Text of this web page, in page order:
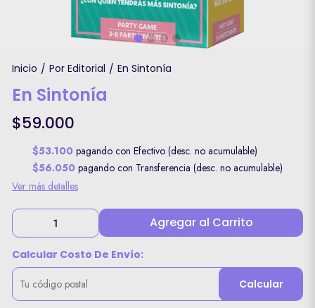
Inicio / Por Editorial / En Sintonía
En Sintonía
$59.000
$53.100 pagando con Efectivo (desc. no acumulable)
$56.050 pagando con Transferencia (desc. no acumulable)
Ver más detalles
Agregar al Carrito
Calcular Costo De Envío:
Calcular